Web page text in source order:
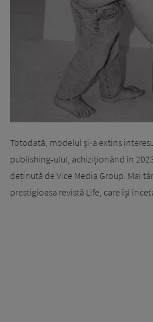
Totodată, modelul și-a extins
publishing-ului, achiziționând în
deținută de Vice Media Group. Mai
prestigioasa revistă Life, care își